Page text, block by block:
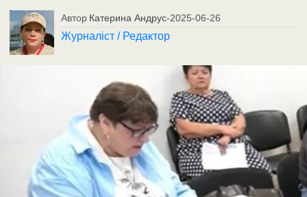
Автор Катерина Андрус-2025-06-26
Журналіст / Редактор